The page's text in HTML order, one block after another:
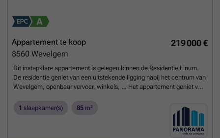
219 000 €
Appartement te koop
8560 Wevelgem
Dit instapklare appartement is gelegen binnen de Residentie Linum.
De residentie geniet van een uitstekende ligging nabij het centrum van
Wevelgem, openbaar vervoer, winkels, … Het appartement geniet van
met open uitgeruste open keuken en terras, berging met aansluiting
voor wasmachine en extra opslagplaats, afzonderlijk toilet, ruime
slaapkamer en badkamer met douchebad en wastafelmeubel.
Daarnaast is er nog een gemeenschappelijk afvallokaal en afgesloten
1 slaapkamer(s) 85 m²